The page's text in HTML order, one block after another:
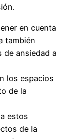
en cuenta
también
de ansiedad a
los espacios
de la
estos
de la